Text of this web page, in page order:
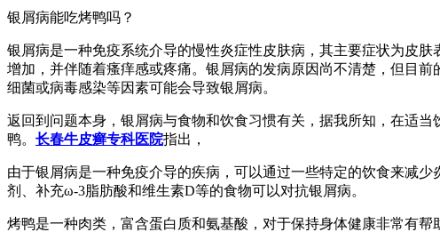
银屑病能吃烤鸭吗？
银屑病是一种免疫系统介导的慢性炎症性皮肤病，其主要症状为皮肤
增加，并伴随着瘙痒感或疼痛。银屑病的发病原因尚不清楚，但目前
细菌或病毒感染等因素可能会导致银屑病。
返回到问题本身，银屑病与食物和饮食习惯有关，据我所知，在适当
鸭。 长春牛皮癣专科医院指出，
由于银屑病是一种免疫介导的疾病，可以通过一些特定的饮食来减
剂、补充ω-3脂肪酸和维生素D等的食物可以对抗银屑病。
烤鸭是一种肉类，富含蛋白质和氨基酸，对于保持身体健康非常有帮